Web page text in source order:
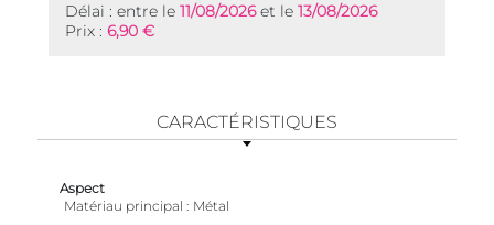
Délai : entre le 11/08/2026et le 13/08/2026
Prix : 6,90 €
CARACTÉRISTIQUES
Aspect
Matériau principal
Métal